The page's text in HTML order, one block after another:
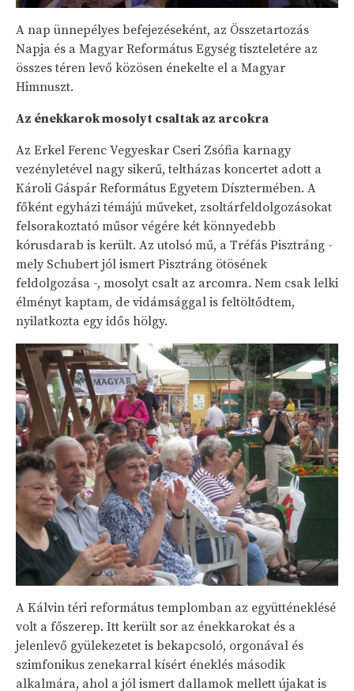
A nap ünnepélyes befejezéseként, az Összetartozás
Napja és a Magyar Református Egység tiszteletére az
összes téren levő közösen énekelte el a Magyar
Himnuszt.
Az énekkarok mosolyt csaltak az arcokra
Az Erkel Ferenc Vegyeskar Cseri Zsófia karnagy
vezényletével nagy sikerű, teltházas koncertet adott a
Károli Gáspár Református Egyetem Dísztermében. A
főként egyházi témájú műveket, zsoltárfeldolgozásokat
felsorakoztató műsor végére két könnyedebb
kórusdarab is került. Az utolsó mű, a Tréfás Pisztráng -
mely Schubert jól ismert Pisztráng ötösének
feldolgozása -, mosolyt csalt az arcomra. Nem csak lelki
élményt kaptam, de vidámsággal is feltöltődtem,
nyilatkozta egy idős hölgy.
A Kálvin téri református templomban az együtténeklésé
volt a főszerep. Itt került sor az énekkarokat és a
jelenlevő gyülekezetet is bekapcsoló, orgonával és
szimfonikus zenekarral kísért éneklés második
alkalmára, ahol a jól ismert dallamok mellett újakat is